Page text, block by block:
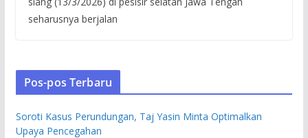
seharusnya berjalan
Pos-pos Terbaru
Soroti Kasus Perundungan, Taj Yasin Minta Optimalkan
Upaya Pencegahan